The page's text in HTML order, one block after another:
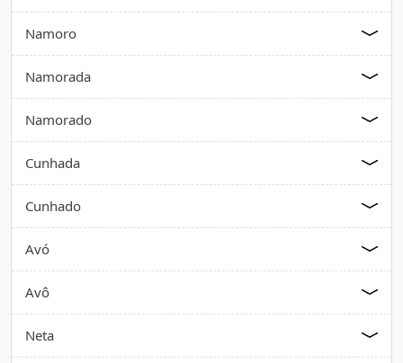
Namoro
Namorada
Namorado
Cunhada
Cunhado
Avó
Avô
Neta